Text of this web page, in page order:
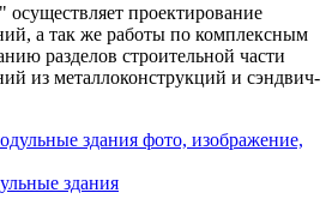
проектирование
а так же работы по комплексным
разделов строительной части
из металлоконструкций и сэндвич-
здания